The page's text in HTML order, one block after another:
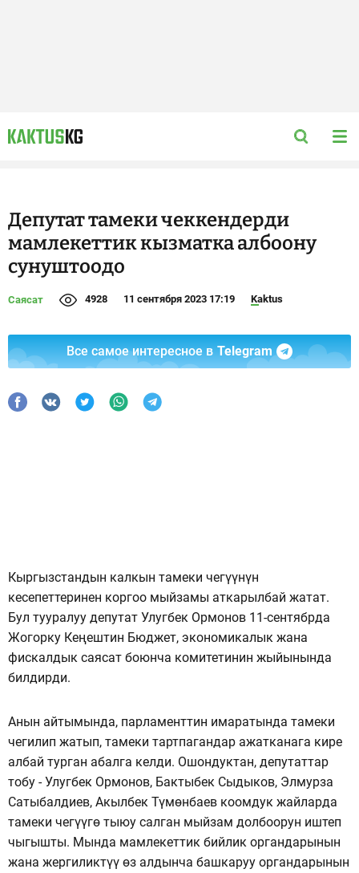
Депутат тамеки чеккендерди
мамлекеттик кызматка албоону
сунуштоодо
Саясат 4928 11 сентября 2023 17:19 Kaktus
Все самое интересное в Telegram
Кыргызстандын калкын тамеки чегүүнүн
кесепеттеринен коргоо мыйзамы аткарылбай жатат.
Бул тууралуу депутат Улугбек Ормонов 11-сентябрда
Жогорку Кеңештин Бюджет, экономикалык жана
фискалдык саясат боюнча комитетинин жыйынында
билдирди.
Анын айтымында, парламенттин имаратында тамеки
чегилип жатып, тамеки тартпагандар ажатканага кире
албай турган абалга келди. Ошондуктан, депутаттар
тобу - Улугбек Ормонов, Бактыбек Сыдыков, Элмурза
Сатыбалдиев, Акылбек Түмөнбаев коомдук жайларда
тамеки чегүүгө тыюу салган мыйзам долбоорун иштеп
чыгышты. Мында мамлекеттик бийлик органдарынын
жана жергиликтүү өз алдынча башкаруу органдарынын